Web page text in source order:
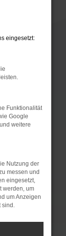
deine
Stand
dazu
nicht mehr
versucht
eingesetzt:
Funktionalität
Google
weitere
Nutzung der
messen und
eingesetzt,
werden, um
um Anzeigen
sind.